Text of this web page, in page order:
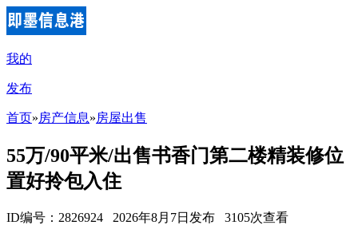
我的
发布
首页»房产信息»房屋出售
55万/90平米/出售书香门第二楼精装修位
置好拎包入住
ID编号：2826924 2026年8月7日发布 3105次查看